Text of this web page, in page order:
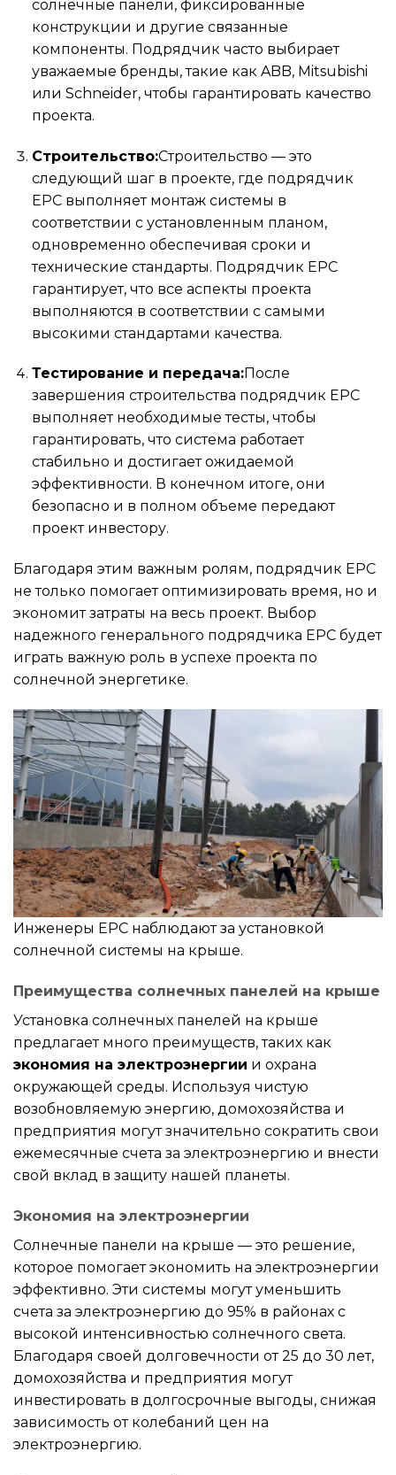
солнечные панели, фиксированные
конструкции и другие связанные
компоненты. Подрядчик часто выбирает
уважаемые бренды, такие как ABB, Mitsubishi
или Schneider, чтобы гарантировать качество
проекта.
Строительство:Строительство — это
следующий шаг в проекте, где подрядчик
EPC выполняет монтаж системы в
соответствии с установленным планом,
одновременно обеспечивая сроки и
технические стандарты. Подрядчик EPC
гарантирует, что все аспекты проекта
выполняются в соответствии с самыми
высокими стандартами качества.
Тестирование и передача:После
завершения строительства подрядчик EPC
выполняет необходимые тесты, чтобы
гарантировать, что система работает
стабильно и достигает ожидаемой
эффективности. В конечном итоге, они
безопасно и в полном объеме передают
проект инвестору.
Благодаря этим важным ролям, подрядчик EPC
не только помогает оптимизировать время, но и
экономит затраты на весь проект. Выбор
надежного генерального подрядчика EPC будет
играть важную роль в успехе проекта по
солнечной энергетике.
Инженеры EPC наблюдают за установкой
солнечной системы на крыше.
Преимущества солнечных панелей на крыше
Установка солнечных панелей на крыше
предлагает много преимуществ, таких как
экономия на электроэнергии и охрана
окружающей среды. Используя чистую
возобновляемую энергию, домохозяйства и
предприятия могут значительно сократить свои
ежемесячные счета за электроэнергию и внести
свой вклад в защиту нашей планеты.
Экономия на электроэнергии
Солнечные панели на крыше — это решение,
которое помогает экономить на электроэнергии
эффективно. Эти системы могут уменьшить
счета за электроэнергию до 95% в районах с
высокой интенсивностью солнечного света.
Благодаря своей долговечности от 25 до 30 лет,
домохозяйства и предприятия могут
инвестировать в долгосрочные выгоды, снижая
зависимость от колебаний цен на
электроэнергию.